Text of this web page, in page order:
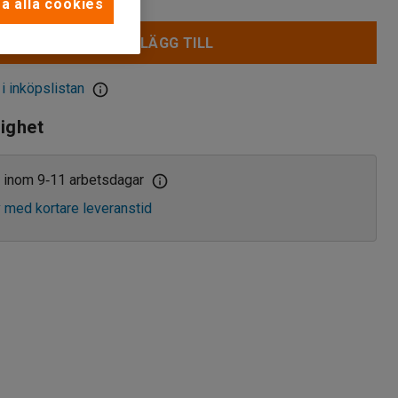
LÄGG TILL
inköpslistan
inom 9‑11 arbetsdagar
med kortare leveranstid
alla cookies